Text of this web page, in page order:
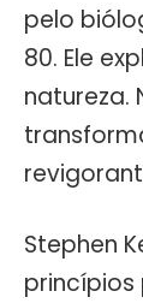
pelo
80. Ele
natureza.
Stephen
princípios